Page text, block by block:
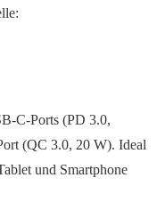
C-Ports (PD 3.0,
(QC 3.0, 20 W). Ideal
und Smartphone